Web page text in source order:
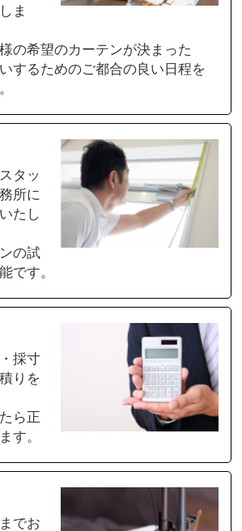
ま
の希望のカーテンが決まった
するためのご都合の良い日程を
タッ
所に
たし
の試
です。
採寸
りを
ら正
す。
でお